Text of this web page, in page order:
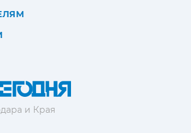
и Края